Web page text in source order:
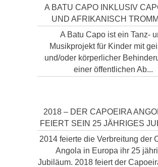
A BATU CAPO INKLUSIV
UND AFRIKANISCH
A Batu Capo ist ein Tanz-
Musikprojekt für Kinder mit
und/oder körperlicher
einer öffentlichen Ab...
2018 – DER CAPOEIRA
FEIERT SEIN 25 JÄHRIGES
2014 feierte die Verbreitung der
Angola in Europa ihr 25
Jubiläum. 2018 feiert der